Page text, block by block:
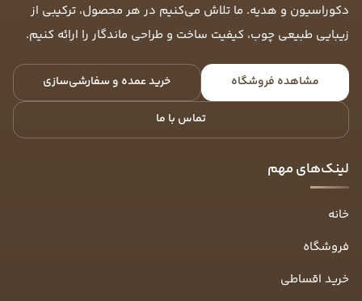
دکوراسیون و هدیه. ما تلاش می‌کنیم در هر محصول، ترکیبی از
زیبایی طبیعی چوب، کیفیت ساخت و طراحی ماندگار را ارائه کنیم.
مشاهده فروشگاه خرید عمده و سفارشی‌سازی
تماس با ما
لینک‌های مهم
خانه
فروشگاه
خرید اقساطی